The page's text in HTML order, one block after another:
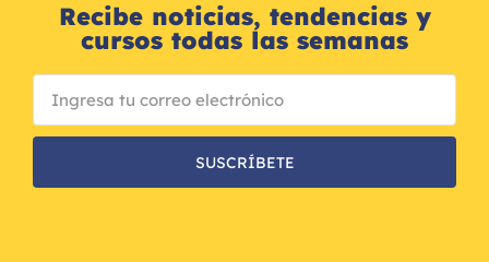
Recibe noticias, tendencias y
cursos todas las semanas
SUSCRÍBETE